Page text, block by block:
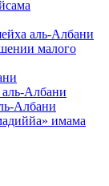
аль-Албани
малого
аль-Албани
Албани
имама